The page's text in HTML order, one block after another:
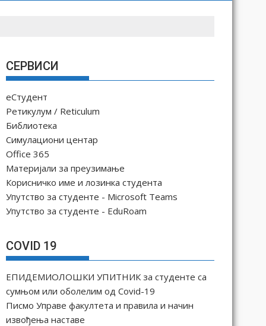
СЕРВИСИ
еСтудент
Ретикулум / Reticulum
Библиотека
Симулациони центар
Office 365
Материјали за преузимање
Корисничко име и лозинка студента
Упутство за студенте - Microsoft Teams
Упутство за студенте - EduRoam
COVID 19
ЕПИДЕМИОЛОШКИ УПИТНИК за студенте са
сумњом или оболелим од Covid-19
Писмо Управе факултета и правила и начин
извођења наставе